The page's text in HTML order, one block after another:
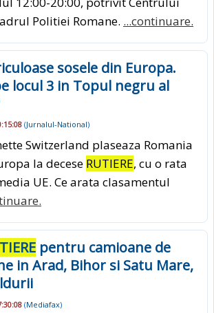
Politiei Romane. ...continuare.
sosele din Europa.
locul 3 in Topul negru al
(Jurnalul-National)
Switzerland plaseaza Romania
la decese RUTIERE, cu o rata
UE. Ce arata clasamentul
pentru camioane de
in Arad, Bihor si Satu Mare,
(Mediafax)